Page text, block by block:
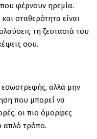
φέρνουν ηρεμία.
σταθερότητα είναι
τη ζεστασιά του
σου.
εσωστρεφής, αλλά μην
που μπορεί να
οι πιο όμορφες
απλό τρόπο.